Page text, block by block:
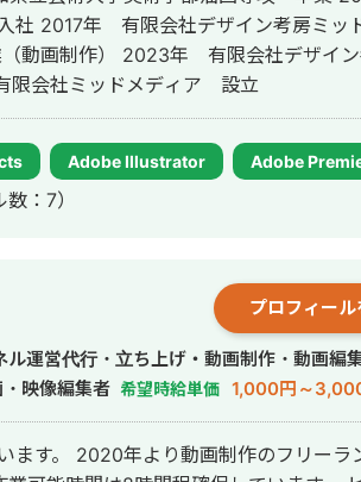
社 2017年 有限会社デザイン考房ミ
動画制作） 2023年 有限会社デザイン
会社ミッドメディア 設立
Adobe Illustrator Adobe
数：7）
プロフィール
運営代行・立ち上げ・動画制作・動画編
映像編集者 希望時給単価 1,000円～
ーランスとして